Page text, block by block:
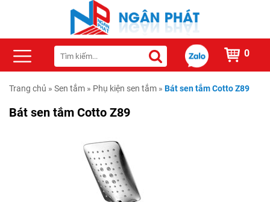
0
Trang chủ » Sen tắm » Phụ kiện sen tắm » Bát sen tắm Cotto Z89
Bát sen tắm Cotto Z89